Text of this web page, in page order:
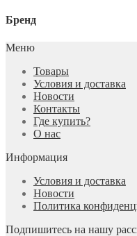
Бренд
Меню
Товары
Условия и доставка
Новости
Контакты
Где купить?
О нас
Информация
Условия и доставка
Новости
Политика
Подпишитесь на нашу